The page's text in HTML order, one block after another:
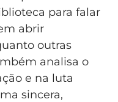
para falar
abrir
outras
analisa o
e na luta
sincera,